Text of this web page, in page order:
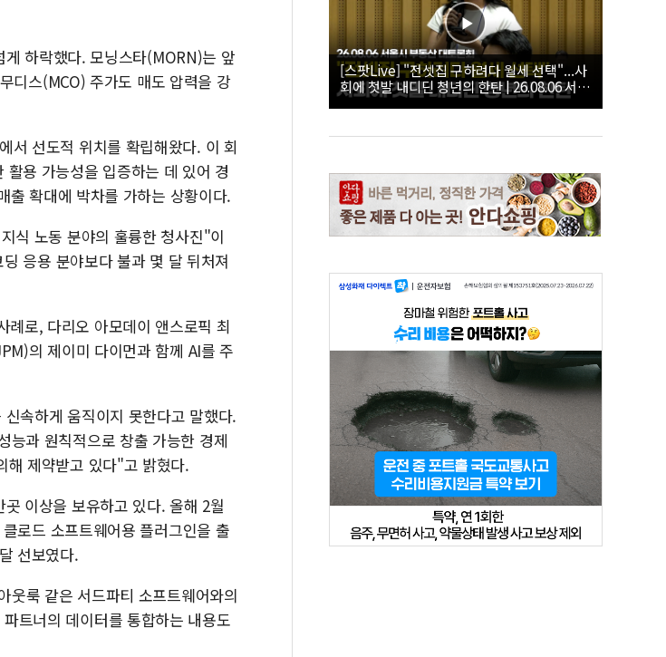
하락했다. 모닝스타(MORN)는 앞
디스(MCO) 주가도 매도 압력을 강
서 선도적 위치를 확립해왔다. 이 회
용 가능성을 입증하는 데 있어 경
출 확대에 박차를 가하는 상황이다.
식 노동 분야의 훌륭한 청사진"이
응용 분야보다 불과 몇 달 뒤처져
례로, 다리오 아모데이 앤스로픽 최
의 제이미 다이먼과 함께 AI를 주
속하게 움직이지 못한다고 말했다.
능과 원칙적으로 창출 가능한 경제
해 제약받고 있다"고 밝혔다.
이상을 보유하고 있다. 올해 2월
로드 소프트웨어용 플러그인을 출
선보였다.
웃룩 같은 서드파티 소프트웨어와의
트너의 데이터를 통합하는 내용도
[스팟Live] "전셋집 구하려다 월세 선택"...사
회에 첫발 내디딘 청년의 한탄 | 26.08.06 서울
시 부동산 대토론회